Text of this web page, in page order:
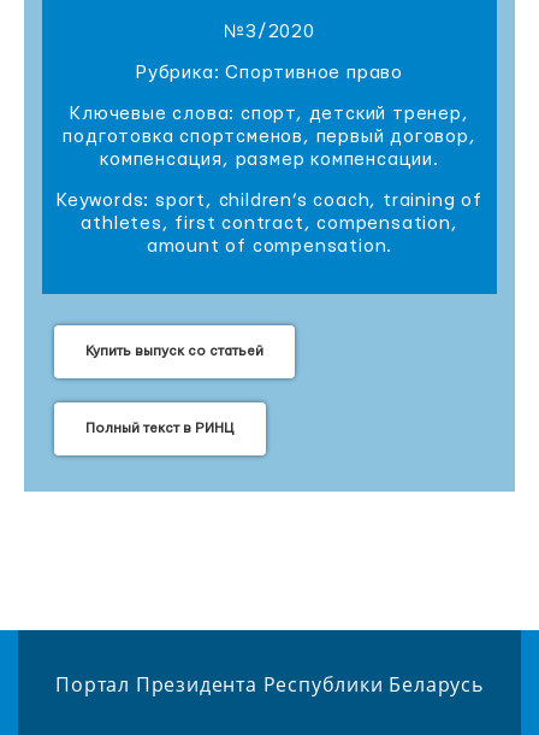
№3/2020
Рубрика: Спортивное право
Ключевые слова: спорт, детский тренер,
подготовка спортсменов, первый договор,
компенсация, размер компенсации.
Keywords: sport, children’s coach, training of
athletes, first contract, compensation,
amount of compensation.
Купить выпуск со статьей
Полный текст в РИНЦ
Портал Президента Республики Беларусь